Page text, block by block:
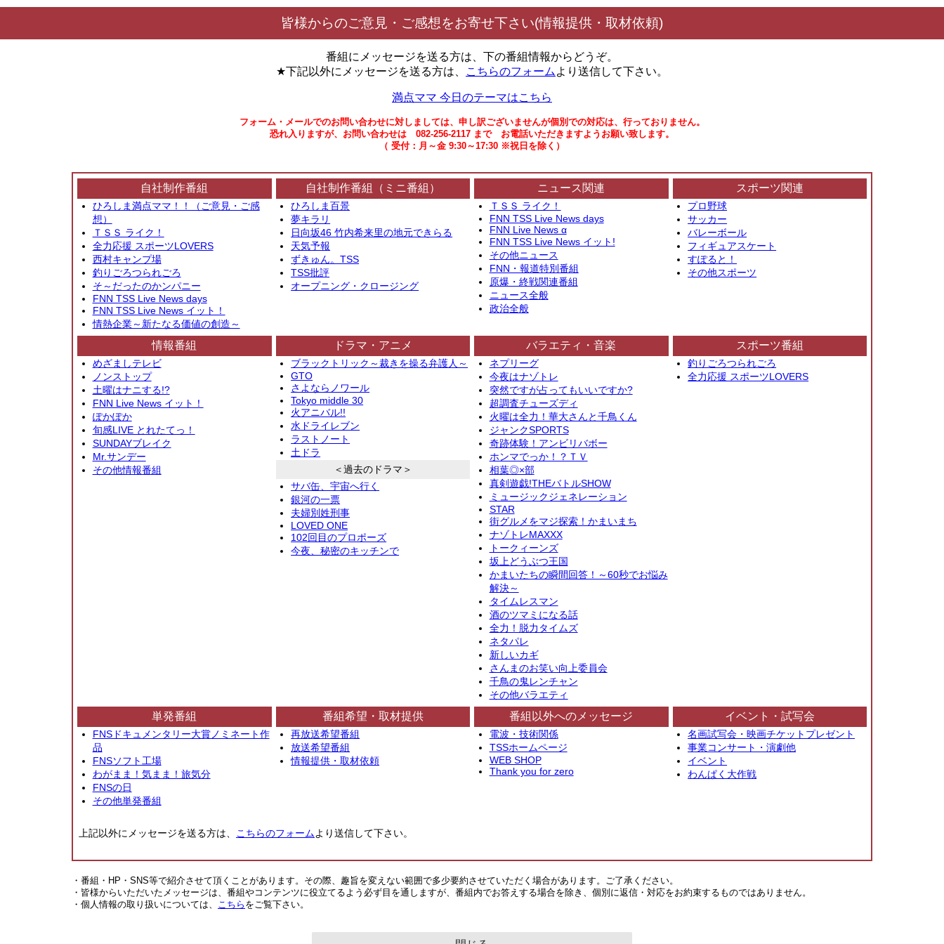
皆様からのご意見・ご感想をお寄せ下さい(情報提供・取材依頼)
番組にメッセージを送る方は、下の番組情報からどうぞ。
★下記以外にメッセージを送る方は、
こちらのフォーム より送信して下さい。
満点ママ 今日のテーマはこちら
フォーム・メールでのお問い合わせに対しましては、申し訳ございませんが個別での対応は、行っておりません。
恐れ入りますが、お問い合わせは 082-256-2117 まで お電話いただきますようお願い致します。
（ 受付：月～金 9:30～17:30 ※祝日を除く）
自社制作番組
ひろしま満点ママ！！（ご意見・ご感
想）
ＴＳＳ ライク！
全力応援 スポーツLOVERS
西村キャンプ場
釣りごろつられごろ
そ～だったのかンパニー
FNN TSS Live News days
FNN TSS Live News イット！
情熱企業～新たなる価値の創造～
自社制作番組（ミニ番組）
ひろしま百景
夢キラリ
日向坂46 竹内希来里の地元できらる
天気予報
ずきゅん。TSS
TSS批評
オープニング・クロージング
ニュース関連
ＴＳＳ ライク！
FNN TSS Live News days
FNN Live News α
FNN TSS Live News イット!
その他ニュース
FNN・報道特別番組
原爆・終戦関連番組
ニュース全般
政治全般
スポーツ関連
プロ野球
サッカー
バレーボール
フィギュアスケート
すぽると！
その他スポーツ
情報番組
めざましテレビ
ノンストップ
土曜はナニする!?
FNN Live News イット！
ぽかぽか
旬感LIVE とれたてっ！
SUNDAYブレイク
Mr.サンデー
その他情報番組
ドラマ・アニメ
ブラックトリック～裁きを操る弁護人～
GTO
さよならノワール
Tokyo middle 30
火アニバル!!
水ドライレブン
ラストノート
土ドラ
＜過去のドラマ＞
サバ缶、宇宙へ行く
銀河の一票
夫婦別姓刑事
LOVED ONE
102回目のプロポーズ
今夜、秘密のキッチンで
バラエティ・音楽
ネプリーグ
今夜はナゾトレ
突然ですが占ってもいいですか?
超調査チューズディ
火曜は全力！華大さんと千鳥くん
ジャンクSPORTS
奇跡体験！アンビリバボー
ホンマでっか！？ＴＶ
相葉◎×部
真剣遊戯!THEバトルSHOW
ミュージックジェネレーション
STAR
街グルメをマジ探索！かまいまち
ナゾトレMAXXX
トークィーンズ
坂上どうぶつ王国
かまいたちの瞬間回答！～60秒でお悩み
解決～
タイムレスマン
酒のツマミになる話
全力！脱力タイムズ
ネタパレ
新しいカギ
さんまのお笑い向上委員会
千鳥の鬼レンチャン
その他バラエティ
スポーツ番組
釣りごろつられごろ
全力応援 スポーツLOVERS
単発番組
FNSドキュメンタリー大賞ノミネート作
品
FNSソフト工場
わがまま！気まま！旅気分
FNSの日
その他単発番組
番組希望・取材提供
再放送希望番組
放送希望番組
情報提供・取材依頼
番組以外へのメッセージ
電波・技術関係
TSSホームページ
WEB SHOP
Thank you for zero
イベント・試写会
名画試写会・映画チケットプレゼント
事業コンサート・演劇他
イベント
わんぱく大作戦
上記以外にメッセージを送る方は、 こちらのフォームより送信して下さい。
・番組・HP・SNS等で紹介させて頂くことがあります。その際、趣旨を変えない範囲で多少要約させていただく場合があります。ご了承ください。
・皆様からいただいたメッセージは、番組やコンテンツに役立てるよう必ず目を通しますが、番組内でお答えする場合を除き、個別に返信・対応をお約束するものではありません。
・個人情報の取り扱いについては、
こちら をご覧下さい。